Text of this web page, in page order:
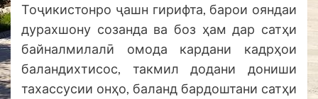
Тоҷикистонро ҷашн гирифта, барои ояндаи
дурахшону созанда ва боз ҳам дар сатҳи
байналмилалӣ омода кардани кадрҳои
баландихтисос, такмил додани дониши
тахассусии онҳо, баланд бардоштани сатҳи